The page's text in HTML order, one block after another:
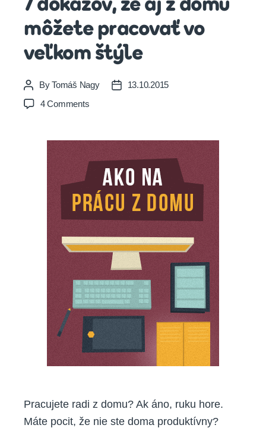
7 dôkazov, že aj z domu
môžete pracovať vo
veľkom štýle
Post
author
ByTomáš Nagy
Post13.10.2015
4 Commentson
že
domu
môžete
pracovať
vo
štýle
Pracujete radi z domu? Ak áno, ruku hore.
Máte pocit, že nie ste doma produktívny?